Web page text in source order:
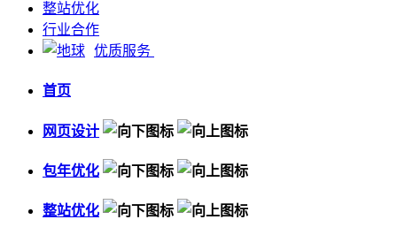
整站优化
行业合作
优质服务
首页
网页设计
包年优化
整站优化